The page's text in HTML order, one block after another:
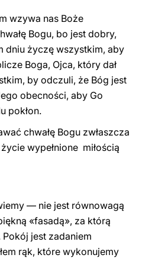
wzywa nas Boże
Bogu, bo jest dobry,
dniu życzę wszystkim, aby
Boga, Ojca, który dał
by odczuli, że Bóg jest
obecności, aby Go
pokłon.
chwałę Bogu zwłaszcza
wypełnione miłością
— nie jest równowagą
«fasadą», za którą
jest zadaniem
rąk, które wykonujemy